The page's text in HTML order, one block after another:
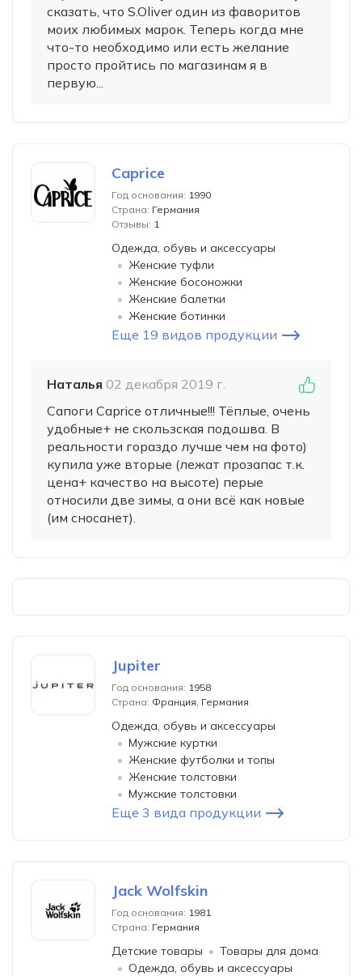
сказать, что S.Oliver один из фаворитов
моих любимых марок. Теперь когда мне
что-то необходимо или есть желание
просто пройтись по магазинам я в
первую...
Caprice
Год основания: 1990
Страна: Германия
Отзывы: 1
Одежда, обувь и аксессуары
Женские туфли
Женские босоножки
Женские балетки
Женские ботинки
Еще 19 видов продукции
Наталья 02 декабря 2019 г.
Сапоги Caprice отличные!!! Тёплые, очень
удобные+ не скользская подошва. В
реальности гораздо лучше чем на фото)
купила уже вторые (лежат прозапас т.к.
цена+ качество на высоте) перые
относили две зимы, а они всё как новые
(им сносанет).
Jupiter
Год основания: 1958
Страна: Франция, Германия
Одежда, обувь и аксессуары
Мужские куртки
Женские футболки и топы
Женские толстовки
Мужские толстовки
Еще 3 вида продукции
Jack Wolfskin
Год основания: 1981
Страна: Германия
Детские товары
Товары для дома
Одежда, обувь и аксессуары